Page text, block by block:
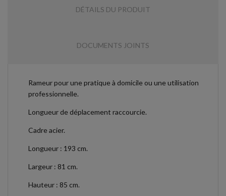
DÉTAILS DU PRODUIT
DOCUMENTS JOINTS
Rameur pour une pratique à domicile ou une utilisation
professionnelle.
Longueur de déplacement raccourcie.
Cadre acier.
Longueur : 193 cm.
Largeur : 81 cm.
Hauteur : 85 cm.